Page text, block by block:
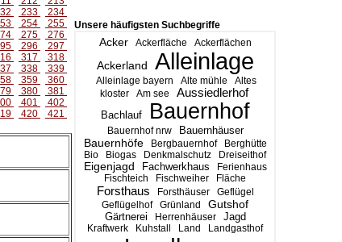
Unsere häufigsten Suchbegriffe
Acker Ackerfläche Ackerflächen
Ackerland Alleinlage
Alleinlage bayern Alte mühle
Altes
kloster
Am see Aussiedlerhof
Bachlauf Bauernhof
Bauernhof nrw Bauernhäuser
Bauernhöfe Bergbauernhof
Berghütte
Bio
Biogas Denkmalschutz Dreiseithof
Eigenjagd Fachwerkhaus
Ferienhaus
Fischteich
Fischweiher Fläche
Forsthaus Forsthäuser
Geflügel
Geflügelhof
Grünland
Gutshof
Gärtnerei
Herrenhäuser Jagd
Kraftwerk Kuhstall Land Landgasthof
233
234
254
255
275
276
296
297
317
318
338
339
359
360
380
381
401
402
420 421